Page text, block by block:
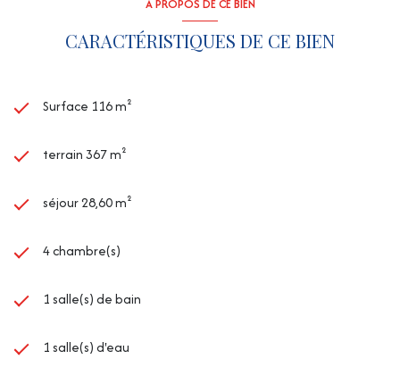
A PROPOS DE CE BIEN
CARACTÉRISTIQUES DE CE BIEN
Surface 116 m²
terrain 367 m²
séjour 28,60 m²
4 chambre(s)
1 salle(s) de bain
1 salle(s) d'eau